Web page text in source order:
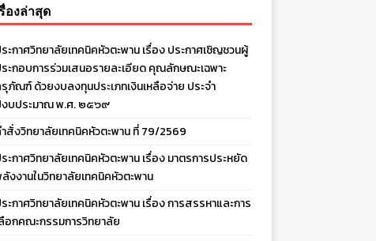
องล่าสุด
ะกาศวิทยาลัยเทคนิคหัวตะพาน เรื่อง ประกาศเชิญชวนผู้
ะกอบการร่วมเสนอรายละเอียด คุณลักษณะเฉพาะ
ภัณฑ์ ด้วยงบลงทุนประเภทเงินเหลือจ่าย ประจํา
บประมาณ พ.ศ. ๒๕๖๙
สั่งวิทยาลัยเทคนิคหัวตะพาน ที่ 79/2569
ะกาศวิทยาลัยเทคนิคหัวตะพาน เรื่อง มาตรการประหยัด
งงานในวิทยาลัยเทคนิคหัวตะพาน
ะกาศวิทยาลัยเทคนิคหัวตะพาน เรื่อง การสรรหาและการ
อกคณะกรรมการวิทยาลัย